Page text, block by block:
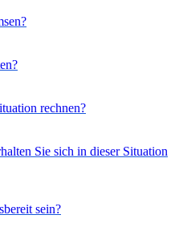
rechnen?
Sie sich in dieser Situation
sein?